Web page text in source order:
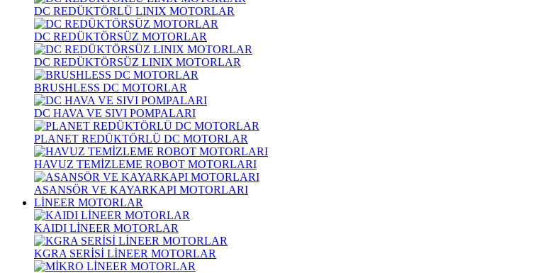
DC REDÜKTÖRLÜ LINIX MOTORLAR
DC REDÜKTÖRSÜZ MOTORLAR
DC REDÜKTÖRSÜZ LINIX MOTORLAR
BRUSHLESS DC MOTORLAR
DC HAVA VE SIVI POMPALARI
PLANET REDÜKTÖRLÜ DC MOTORLAR
HAVUZ TEMİZLEME ROBOT MOTORLARI
ASANSÖR VE KAYARKAPI MOTORLARI
LİNEER MOTORLAR
KAIDI LİNEER MOTORLAR
KGRA SERİSİ LİNEER MOTORLAR